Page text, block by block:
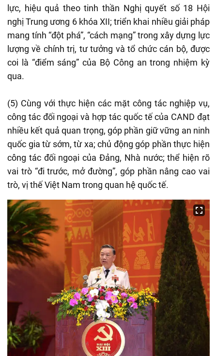
lực, hiệu quả theo tinh thần Nghị quyết số 18 Hội
nghị Trung ương 6 khóa XII; triển khai nhiều giải pháp
mang tính “đột phá”, “cách mạng” trong xây dựng lực
lượng về chính trị, tư tưởng và tổ chức cán bộ, được
coi là “điểm sáng” của Bộ Công an trong nhiệm kỳ
qua.
(5) Cùng với thực hiện các mặt công tác nghiệp vụ,
công tác đối ngoại và hợp tác quốc tế của CAND đạt
nhiều kết quả quan trọng, góp phần giữ vững an ninh
quốc gia từ sớm, từ xa; chủ động góp phần thực hiện
công tác đối ngoại của Đảng, Nhà nước; thể hiện rõ
vai trò “đi trước, mở đường”, góp phần nâng cao vai
trò, vị thế Việt Nam trong quan hệ quốc tế.